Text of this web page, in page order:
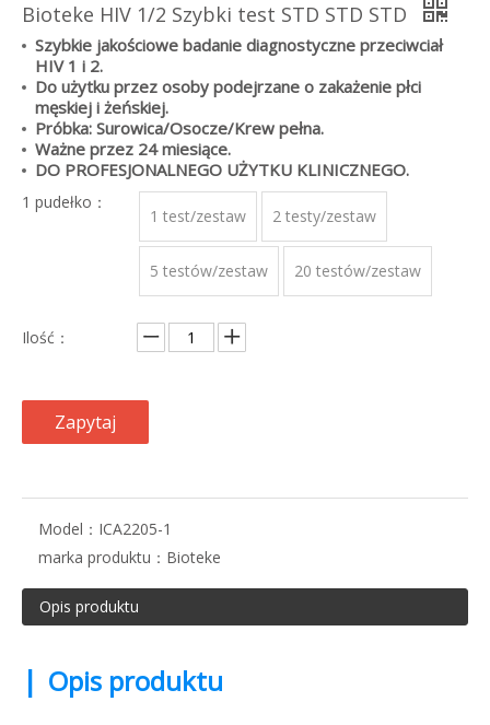
Bioteke HIV 1/2 Szybki test STD STD STD
Szybkie jakościowe badanie diagnostyczne przeciwciał
HIV 1 i 2.
Do użytku przez osoby podejrzane o zakażenie płci
męskiej i żeńskiej.
Próbka: Surowica/Osocze/Krew pełna.
Ważne przez 24 miesiące.
DO PROFESJONALNEGO UŻYTKU KLINICZNEGO.
1 pudełko：
1 test/zestaw 2 testy/zestaw
5 testów/zestaw 20 testów/zestaw
Ilość：
Zapytaj
Model： ICA2205-1
marka produktu： Bioteke
Opis produktu
| Opis produktu